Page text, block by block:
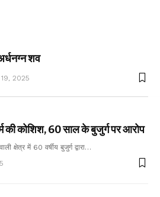
शव
2025
की कोशिश, 60 साल के बुजुर्ग पर आरोप
क्षेत्र में 60 वर्षीय बुजुर्ग द्वारा…